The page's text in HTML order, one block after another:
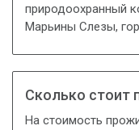
природоохранный
Марьины Слезы,
Сколько стоит
На стоимость